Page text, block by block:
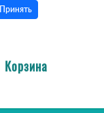
Принять
Корзина